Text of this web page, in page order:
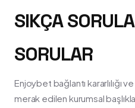
SIKÇA
SORULAR
Enjoybet bağlantı kararlılığı
merak edilen kurumsal